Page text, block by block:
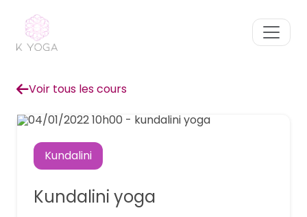
Voir tous les cours
Kundalini
Kundalini yoga